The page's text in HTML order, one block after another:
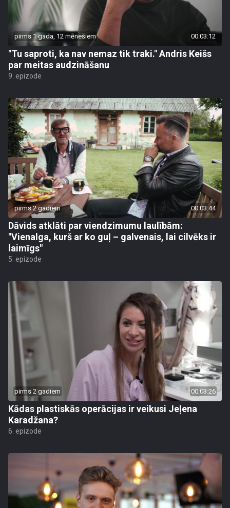
pirms 1 gada, 12 mēnešiem 00:03:12
"Tu saproti, ka nav nemaz tik traki." Andris Keišs
par meitas audzināšanu
9. epizode
pirms 2 gadiem 00:03:44
Dāvids atklāti par viendzimumu laulībām:
"Vienalga, kurš ar ko guļ – galvenais, lai cilvēks ir
laimīgs"
5. epizode
pirms 2 gadiem 00:03:26
Kādas plastiskās operācijas ir veikusi Jeļena
Karadžana?
6. epizode